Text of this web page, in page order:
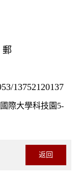
郵
13752120137
際大學科技園5-
返回